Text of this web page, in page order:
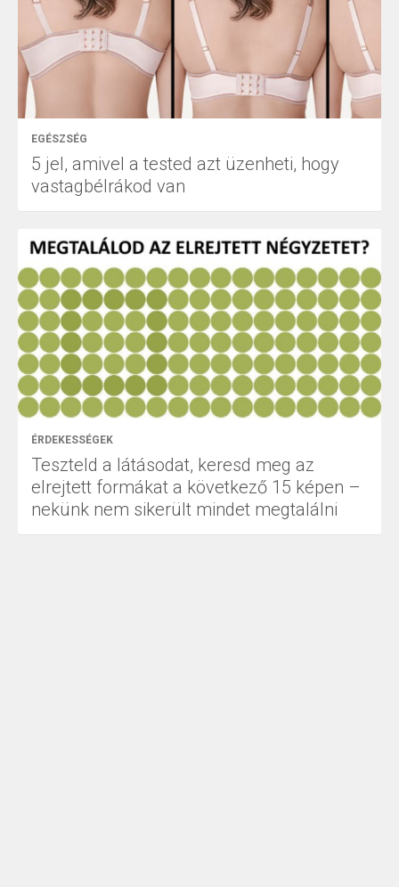
EGÉSZSÉG
5 jel, amivel a tested azt üzenheti, hogy
vastagbélrákod van
ÉRDEKESSÉGEK
Teszteld a látásodat, keresd meg az
elrejtett formákat a következő 15 képen –
nekünk nem sikerült mindet megtalálni